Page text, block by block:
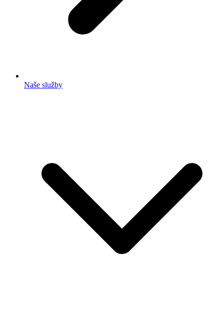
Naše služby